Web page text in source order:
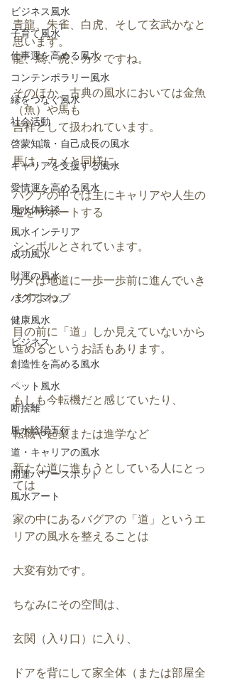
ビジネス風水
子育て風水
仕事運を高める風水
コンテンポラリー風水
縁をつなぐ風水
社会活動
啓蒙知識・自己成長の風水
キャリアを支援する風水
愛情運を高める風水
風水体験談
風水インテリア
成功風水
財運の風水
バグアマップ
健康風水
ビジネス
創造性を高める風水
ペット風水
断捨離
風水陰陽五行
道・キャリアの風水
開運パワースポット
風水アート
青龍、朱雀、白虎、そして玄武かなと
思います。
龍、鳥、虎、カメですね。
そのほか、古典の風水においては金魚
（魚）や馬も
吉祥として扱われています。
馬は、カメと同様に、
バグアの中では主にキャリアや人生の
道をサポートする
シンボルとされています。
カメは地道に一歩一歩前に進んでいき
ますよね。
目の前に「道」しか見えていないから
進めるというお話もあります。
もしも今転機だと感じていたり、
転職や起業または進学など
新たな道に進もうとしている人にとっ
ては
家の中にあるバグアの「道」というエ
リアの風水を整えることは
大変有効です。
ちなみにその空間は、
玄関（入り口）に入り、
ドアを背にして家全体（または部屋全